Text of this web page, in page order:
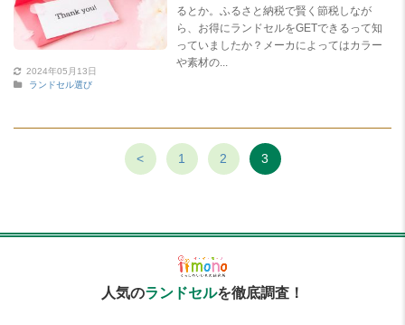
るとか。ふるさと納税で賢く節税しなが
ら、お得にランドセルをGETできるって知
っていましたか？メーカによってはカラー
や素材の...
2024年05月13日
ランドセル選び
< 1 2 3
人気のランドセルを徹底調査！